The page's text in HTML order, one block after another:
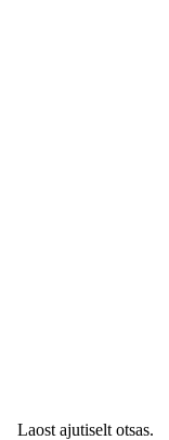
Laost ajutiselt otsas.